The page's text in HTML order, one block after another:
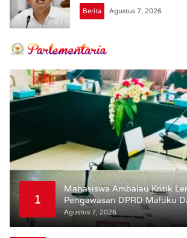
Berita Agustus 7, 2026
1
Mahasiswa Ambalau Kritik
Pengawasan DPRD Maluku
Bursel Terhadap Proses
Jalan
Agustus 7, 2026